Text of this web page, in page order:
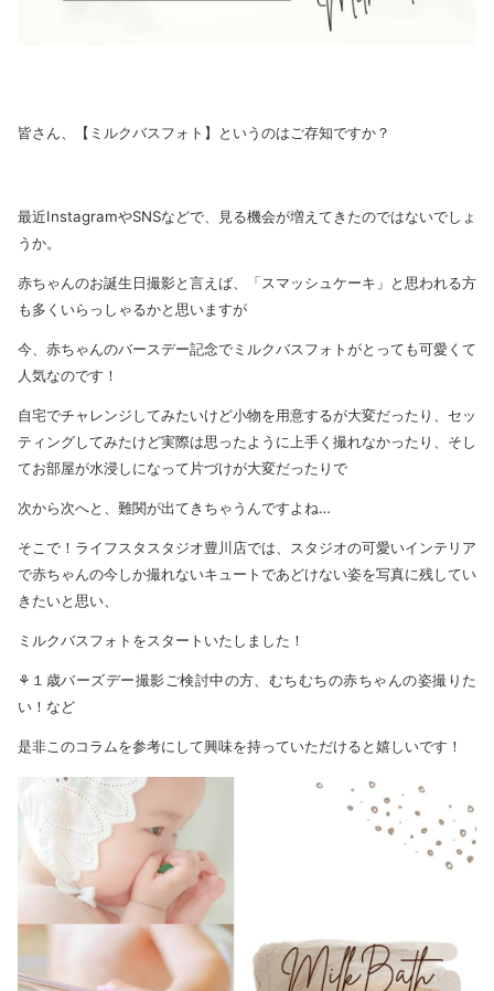
皆さん、【ミルクバスフォト】というのはご存知ですか？
最近InstagramやSNSなどで、見る機会が増えてきたのではないでしょ
うか。
赤ちゃんのお誕生日撮影と言えば、「スマッシュケーキ」と思われる方
も多くいらっしゃるかと思いますが
今、赤ちゃんのバースデー記念でミルクバスフォトがとっても可愛くて
人気なのです！
自宅でチャレンジしてみたいけど小物を用意するが大変だったり、セッ
ティングしてみたけど実際は思ったように上手く撮れなかったり、そし
てお部屋が水浸しになって片づけが大変だったりで
次から次へと、難関が出てきちゃうんですよね…
そこで！ライフスタスタジオ豊川店では、スタジオの可愛いインテリア
で赤ちゃんの今しか撮れないキュートであどけない姿を写真に残してい
きたいと思い、
ミルクバスフォトをスタートいたしました！
⚘１歳バーズデー撮影ご検討中の方、むちむちの赤ちゃんの姿撮りた
い！など
是非このコラムを参考にして興味を持っていただけると嬉しいです！